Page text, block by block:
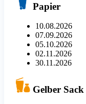
Papier
10.08.2026
07.09.2026
05.10.2026
02.11.2026
30.11.2026
Gelber Sack